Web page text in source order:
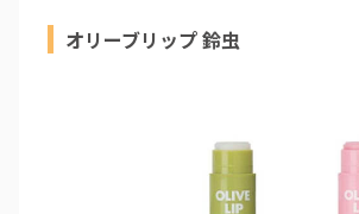
オリーブリップ 鈴虫